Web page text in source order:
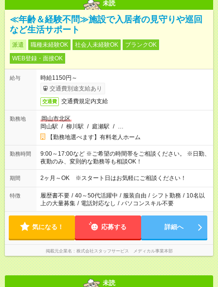
未読
≪年齢＆経験不問≫施設で入居者の見守りや巡回
など生活サポート
派遣 職種未経験OK 社会人未経験OK
ブランクOK
WEB登録・面接OK
給与
時給1150円～
交通費別途支給あり
交通費 交通費規定内支給
勤務地
岡山市北区
岡山駅 / 柳川駅 / 庭瀬駅 / …
【勤務地選べます】有料老人ホーム
勤務時間
9:00～17:00など ※ご希望の時間帯をご相談ください。 ※日勤、
夜勤のみ、変則的な勤務等も相談OK！
期間 2ヶ月～OK ※スタート日はお気軽にご相談ください！
特徴 履歴書不要 / 40～50代活躍中 / 服装自由 / シフト勤務 / 10名以
上の大量募集 / 電話対応なし / パソコンスキル不要
気になる！ 応募する 詳細へ
掲載元企業名 株式会社スタッフサービス メディカル事業本部
未読